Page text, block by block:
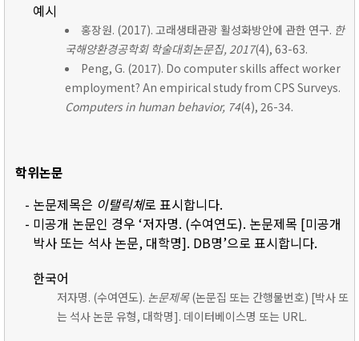
예시
홍장원. (2017). 고래생태관광 활성화방안에 관한 연구. 한
국해양환경공학회 학술대회논문집, 2017(4), 63-63.
Peng, G. (2017). Do computer skills affect worker
employment? An empirical study from CPS Surveys.
Computers in human behavior, 74(4), 26-34.
학위논문
- 논문제목은 이탤릭체로 표시합니다.
- 미공개 논문인 경우 ‘저자명. (수여연도). 논문제목 [미공개
박사 또는 석사 논문, 대학명]. DB명’으로 표시합니다.
한국어
저자명. (수여연도). 논문제목(논문집 또는 간행물번호) [박사 또
는 석사 논문 유형, 대학명]. 데이터베이스명 또는 URL.